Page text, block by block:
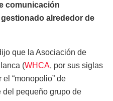
comunicación
alrededor de
que la Asociación de
(WHCA, por sus siglas
“monopolio” de
del pequeño grupo de